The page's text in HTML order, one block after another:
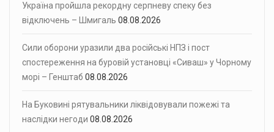
Україна пройшла рекордну серпневу спеку без
відключень – Шмигаль 08.08.2026
Сили оборони уразили два російські НПЗ і пост
спостереження на буровій установці «Сиваш» у Чорному
морі – Генштаб 08.08.2026
На Буковині рятувальники ліквідовували пожежі та
наслідки негоди 08.08.2026